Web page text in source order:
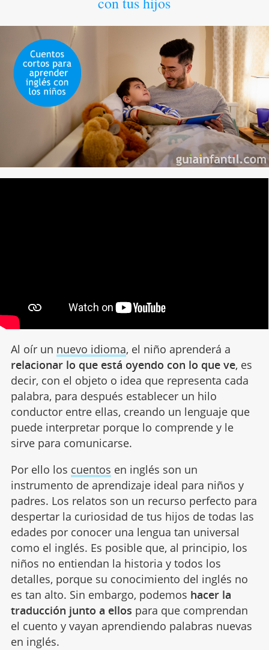
Al oír un nuevo idioma, el niño aprenderá a
relacionar lo que está oyendo con lo que ve, es
decir, con el objeto o idea que representa cada
palabra, para después establecer un hilo
conductor entre ellas, creando un lenguaje que
puede interpretar porque lo comprende y le
sirve para comunicarse.
Por ello los cuentos en inglés son un
instrumento de aprendizaje ideal para niños y
padres. Los relatos son un recurso perfecto para
despertar la curiosidad de tus hijos de todas las
edades por conocer una lengua tan universal
como el inglés. Es posible que, al principio, los
niños no entiendan la historia y todos los
detalles, porque su conocimiento del inglés no
es tan alto. Sin embargo, podemos hacer la
traducción junto a ellos para que comprendan
el cuento y vayan aprendiendo palabras nuevas
en inglés.